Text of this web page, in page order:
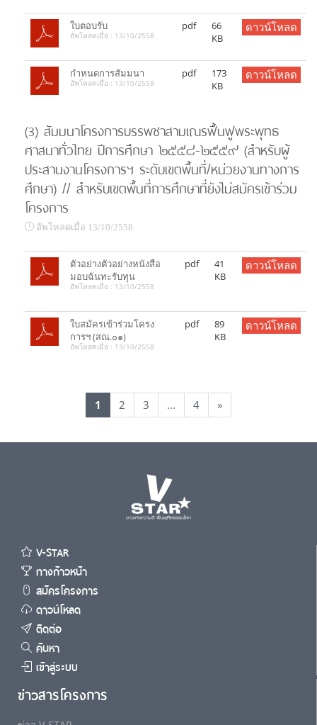
ใบตอบรับ
อัพโหลดเมื่อ : 13/10/2558
pdf
66
KB
ดาวน์โหลด
กำหนดการสัมมนา
อัพโหลดเมื่อ : 13/10/2558
pdf
173
KB
ดาวน์โหลด
(3) สัมมนาโครงการบรรพชาสามเณรฟื้นฟูพระพุทธ
ศาสนาทั่วไทย ปีการศึกษา ๒๕๕๘-๒๕๕๙ (สำหรับผู้
ประสานงานโครงการฯ ระดับเขตพื้นที่/หน่วยงานทางการ
ศึกษา) // สำหรับเขตพื้นที่การศึกษาที่ยังไม่สมัครเข้าร่วม
โครงการ
อัพโหลดเมื่อ 13/10/2558
ตัวอย่างตัวอย่างหนังสือ
มอบฉันทะรับทุน
อัพโหลดเมื่อ : 13/10/2558
pdf
41
KB
ดาวน์โหลด
ใบสมัครเข้าร่วมโครง
การฯ (สณ.๐๑)
อัพโหลดเมื่อ : 13/10/2558
pdf
89
KB
ดาวน์โหลด
1 2 3 ... 4 »
V-STAR
ทางก้าวหน้า
สมัครโครงการ
ดาวน์โหลด
ติดต่อ
ค้นหา
เข้าสู่ระบบ
ข่าวสารโครงการ